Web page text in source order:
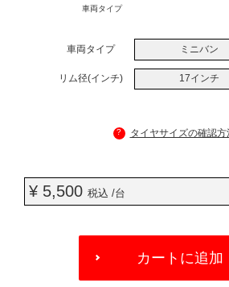
車両タイプ
車両タイプ ミニバン
リム径(インチ) 17インチ
? タイヤサイズの確認方
¥ 5,500 税込 /台
OPTIONS
カートに追加